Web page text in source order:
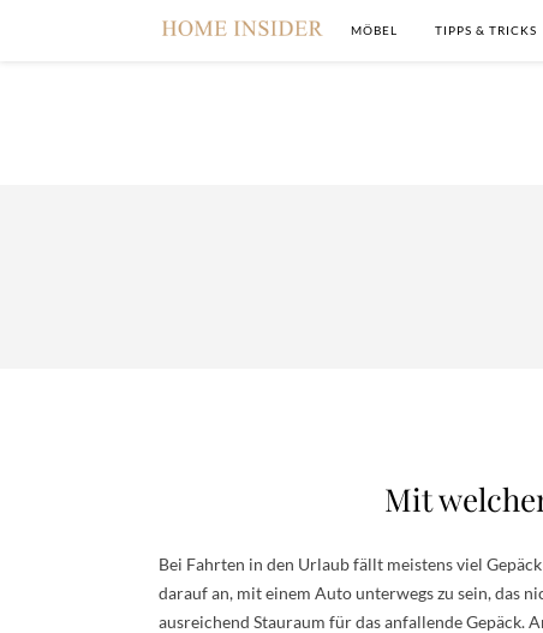
MÖBEL TIPPS & TRICKS
Mit
Bei Fahrten in den Urlaub fällt meistens viel
darauf an, mit einem Auto unterwegs zu sein, das
ausreichend Stauraum für das anfallende Gepäck.